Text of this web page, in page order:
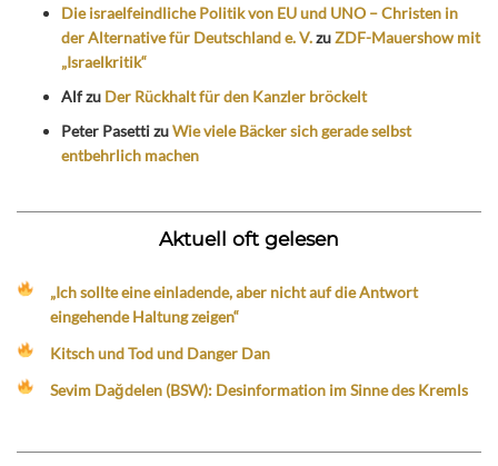
Die israelfeindliche Politik von EU und UNO – Christen in
der Alternative für Deutschland e. V.zuZDF-Mauershow mit
„Israelkritik“
Alfzu Der Rückhalt für den Kanzler bröckelt
Peter PasettizuWie viele Bäcker sich gerade selbst
entbehrlich machen
Aktuell oft gelesen
„Ich sollte eine einladende, aber nicht auf die Antwort
eingehende Haltung zeigen“
Kitsch und Tod und Danger Dan
Sevim Dağdelen (BSW): Desinformation im Sinne des Kremls